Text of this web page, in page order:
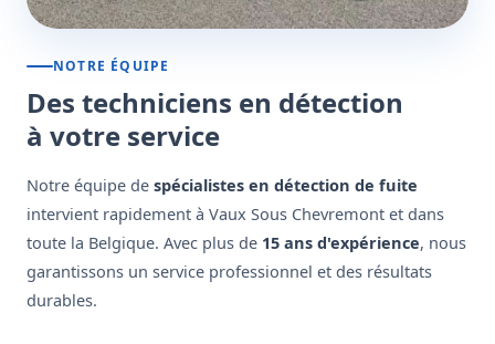
NOTRE ÉQUIPE
Des techniciens en détection
à votre service
Notre équipe de spécialistes en détection de fuite
intervient rapidement à Vaux Sous Chevremont et dans
toute la Belgique. Avec plus de 15 ans d'expérience, nous
garantissons un service professionnel et des résultats
durables.